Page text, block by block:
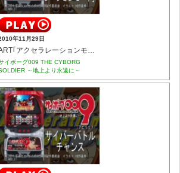
年11月29日
ART｢アクセラレーションモード｣
イボーグ009 THE CYBORG
～地上より永遠に～